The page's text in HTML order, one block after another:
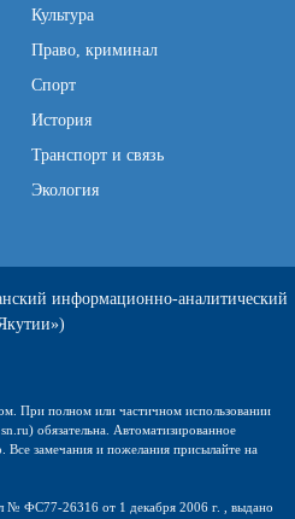
Культура
Право, криминал
Спорт
История
Транспорт и связь
Экология
информационно-аналитический
При полном или частичном использовании
обязательна. Автоматизированное
Все замечания и пожелания присылайте на
№ ФС77-26316 от 1 декабря 2006 г. , выдано